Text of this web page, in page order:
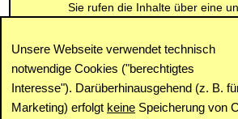
Unsere Webseite verwendet technisch
notwendige Cookies ("berechtigtes
Interesse"). Darüberhinausgehend (z. B.
Marketing) erfolgt keine Speicherung von
Sie rufen die Inhalte über eine
verschlüsselte Verbindung
https://www.windowspage.de/
Impressum | Kontakt | Datenschutz
Abuse
| Newsletter |